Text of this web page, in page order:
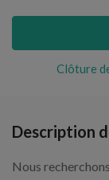
Clôture
Description
Nous